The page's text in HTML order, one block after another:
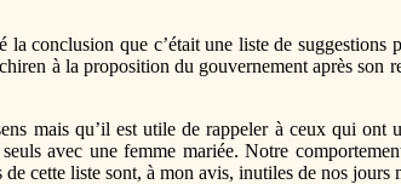
la conclusion que c’était une liste de
à la proposition du gouvernement après son
mais qu’il est utile de rappeler à ceux qui
avec une femme mariée. Notre
cette liste sont, à mon avis, inutiles de nos jours